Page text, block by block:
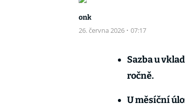
onk
26. června 2026 · 07:17
Sazba u
ročně.
U měsíční